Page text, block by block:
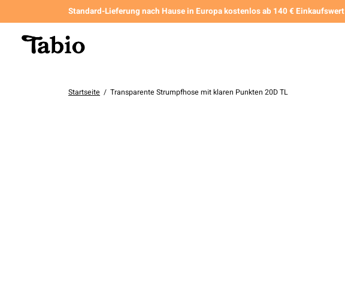
Standard-Lieferung nach Hause in Europa kostenlos ab 140 € Einkaufswert
Startseite / Transparente Strumpfhose mit klaren Punkten 20D TL